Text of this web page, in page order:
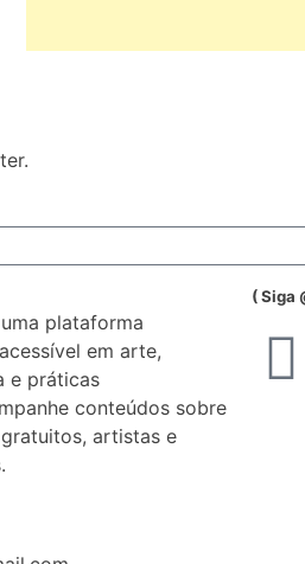
plataforma
em arte,
e práticas
conteúdos sobre
artistas e
( Siga